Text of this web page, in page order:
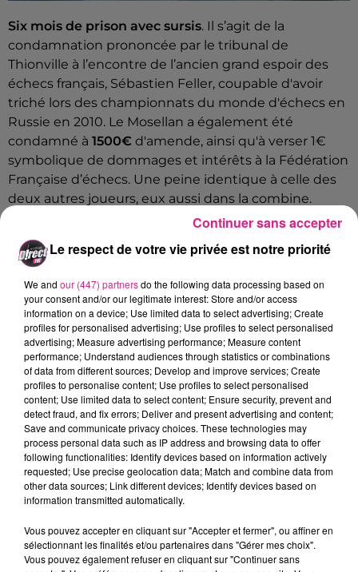
Six mois de prison avec sursis. Il s’agit de la
condamnation prononcée par le tribunal de
Thionville à l’encontre de l’ancien grand espoir des
échecs français, Sébastien Feller, coupable d'avoir
triché lors des championnats du monde d'échecs en
Russie en 2010. Le Mosellan a également été
condamné à 1500€ d'amende, ainsi qu'à verser 1€
symbolique de dommages et intérêts à la Fédération
Française d’échecs. Une peine identique à celle des
deux autres joueurs, eux aussi dans la combine.
Les parties étaient regardées en direct sur internet
par le joueur resté à
il simulait les coups qu’il envoyait viaSMScodé au
capitaine de l’équipe de France. Ce dernier se plaçait
ensuite dans la salle de manière précise en fonction
des coups à jouer. L’ancien grand espoir de la
discipline, âgé de 19 ans au moment des faits, n’avait
qu’à regarder son acolyte pour déplacer ses pièces.
FIL ACTUS
5 août 2026
Casting de Woof : l'Euro-Métropole de Metz part à la recherche de...
4 août 2026
Officiel : Gauthier Hein quitte le FC Metz pour l'OGC Nice
Officiel : le lac de Madine reporte son feu d’artifice
4 août 2026
Le respect de votre vie privée est notre priorité
We and our (447) partnersdo the following data processing based on
your consent and/or our legitimate interest: Store and/or access
information on a device; Use limited data to select advertising; Create
profiles for personalised advertising; Use profiles to select personalised
advertising; Measure advertising performance; Measure content
performance; Understand audiences through statistics or combinations
of data from different sources; Develop and improve services; Create
profiles to personalise content; Use profiles to select personalised
content; Use limited data to select content; Ensure security, prevent and
detect fraud, and fix errors; Deliver and present advertising and content;
Save and communicate privacy choices. These technologies may
process personal data such as IP address and browsing data to offer
following functionalities: Identify devices based on information actively
requested; Use precise geolocation data; Match and combine data from
other data sources; Link different devices; Identify devices based on
information transmitted automatically.
Vous pouvez accepter en cliquant sur "Accepter et fermer", ou affiner en
sélectionnant les finalités et/ou partenaires dans "Gérer mes choix".
Vous pouvez également refuser en cliquant sur "Continuer sans
Continuer sans accepter